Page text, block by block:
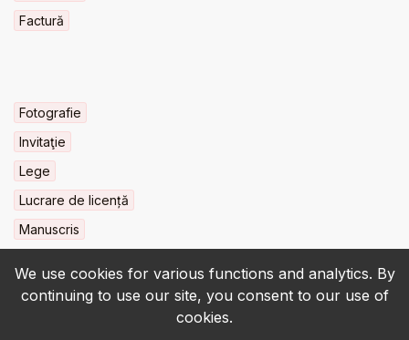
We use cookies for various functions and analytics. By
continuing to use our site, you consent to our use of
cookies.
Factură
Fotografie
Invitaţie
Lege
Lucrare de licență
Manuscris